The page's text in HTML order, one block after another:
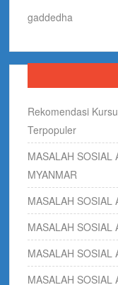
gaddedha
Rekomendasi
Terpopuler
MASALAH SOSIAL
MYANMAR
MASALAH SOSIAL
MASALAH SOSIAL
MASALAH SOSIAL
MASALAH SOSIAL